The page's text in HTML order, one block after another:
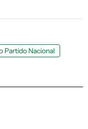
Partido Nacional